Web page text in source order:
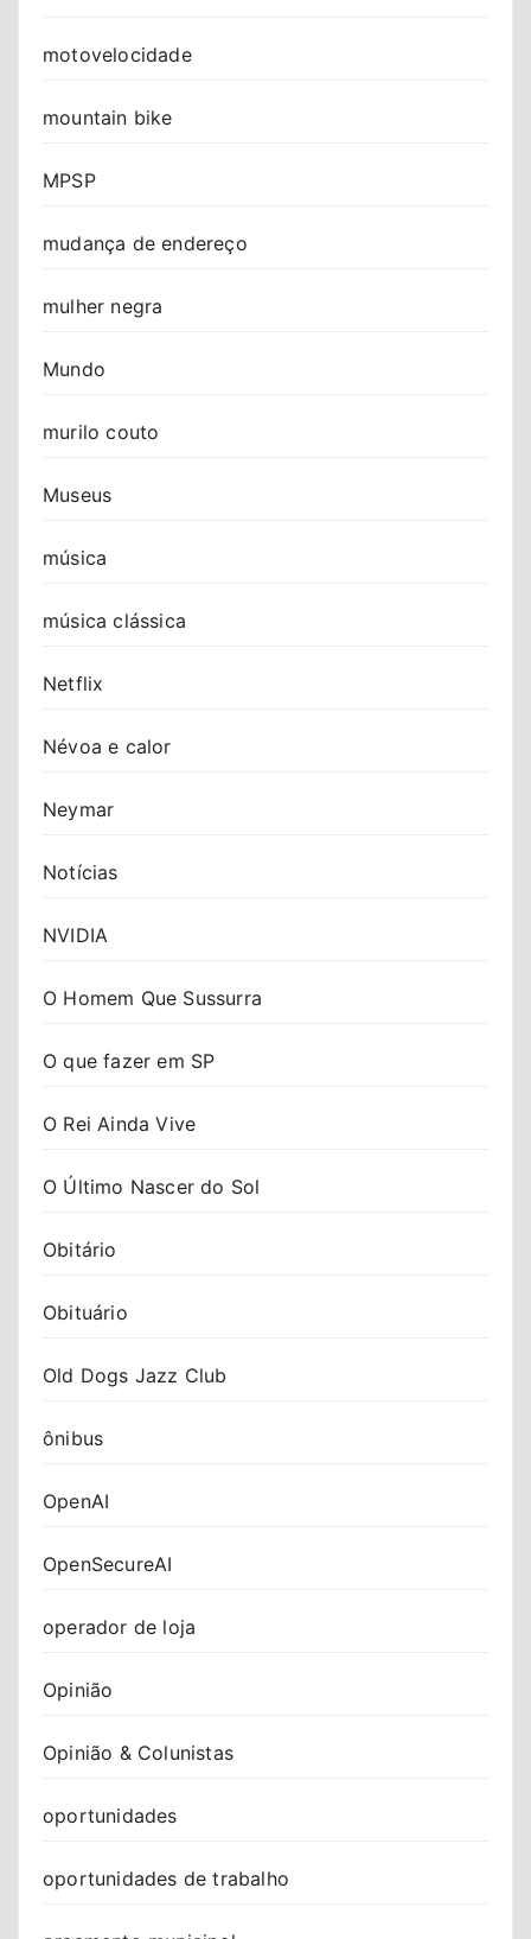
motovelocidade
mountain bike
MPSP
mudança de endereço
mulher negra
Mundo
murilo couto
Museus
música
música clássica
Netflix
Névoa e calor
Neymar
Notícias
NVIDIA
O Homem Que Sussurra
O que fazer em SP
O Rei Ainda Vive
O Último Nascer do Sol
Obitário
Obituário
Old Dogs Jazz Club
ônibus
OpenAI
OpenSecureAI
operador de loja
Opinião
Opinião & Colunistas
oportunidades
oportunidades de trabalho